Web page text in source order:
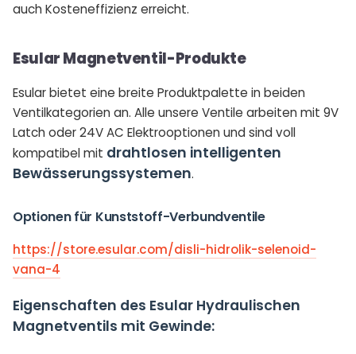
auch Kosteneffizienz erreicht.
Esular Magnetventil-Produkte
Esular bietet eine breite Produktpalette in beiden
Ventilkategorien an. Alle unsere Ventile arbeiten mit 9V
Latch oder 24V AC Elektrooptionen und sind voll
kompatibel mit drahtlosen intelligenten
Bewässerungssystemen.
Optionen für Kunststoff-Verbundventile
https://store.esular.com/disli-hidrolik-selenoid-
vana-4
Eigenschaften des Esular Hydraulischen
Magnetventils mit Gewinde: